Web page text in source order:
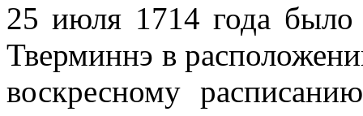
25 июля 1714 года было
Тверминнэ в
воскресному